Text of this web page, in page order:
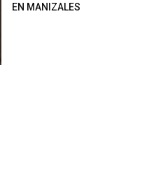
EN MANIZALES